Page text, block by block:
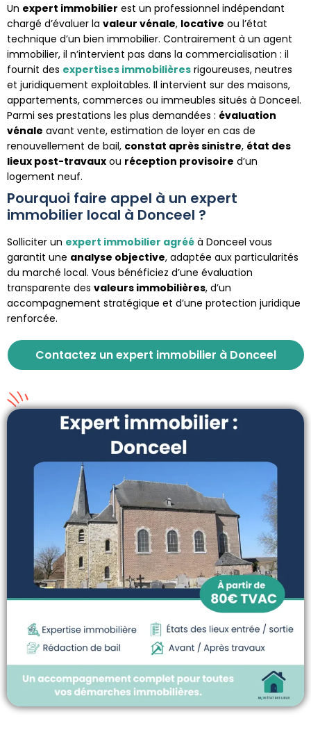
Un expert immobilier est un professionnel indépendant
chargé d’évaluer la valeur vénale, locative ou l’état
technique d’un bien immobilier. Contrairement à un agent
immobilier, il n’intervient pas dans la commercialisation : il
fournit des expertises immobilières rigoureuses, neutres
et juridiquement exploitables. Il intervient sur des maisons,
appartements, commerces ou immeubles situés à Donceel.
Parmi ses prestations les plus demandées : évaluation
vénale avant vente, estimation de loyer en cas de
renouvellement de bail, constat après sinistre, état des
lieux post-travaux ou réception provisoire d’un
logement neuf.
Pourquoi faire appel à un expert
immobilier local à Donceel ?
Solliciter un expert immobilier agréé à Donceel vous
garantit une analyse objective, adaptée aux particularités
du marché local. Vous bénéficiez d’une évaluation
transparente des valeurs immobilières, d’un
accompagnement stratégique et d’une protection juridique
renforcée.
Contactez un expert immobilier à Donceel